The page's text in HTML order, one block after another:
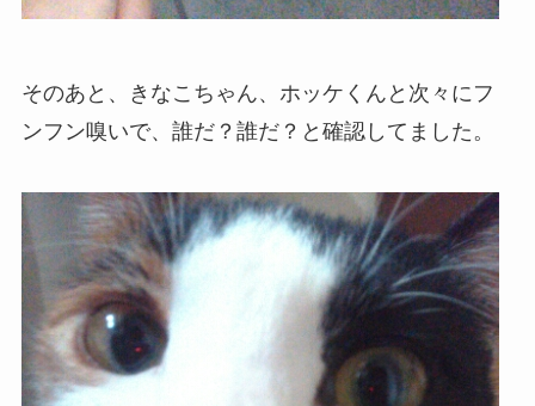
そのあと、きなこちゃん、ホッケくんと次々にフ
ンフン嗅いで、誰だ？誰だ？と確認してました。